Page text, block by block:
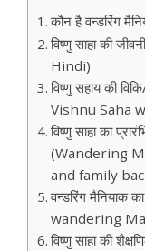
कौन है वन्डरिंग
विष्णु साहा की
Hindi)
विष्णु सहाय की
Vishnu Saha
विष्णु साहा का
(Wandering
and family
वन्डरिंग
wandering
विष्णु साहा की